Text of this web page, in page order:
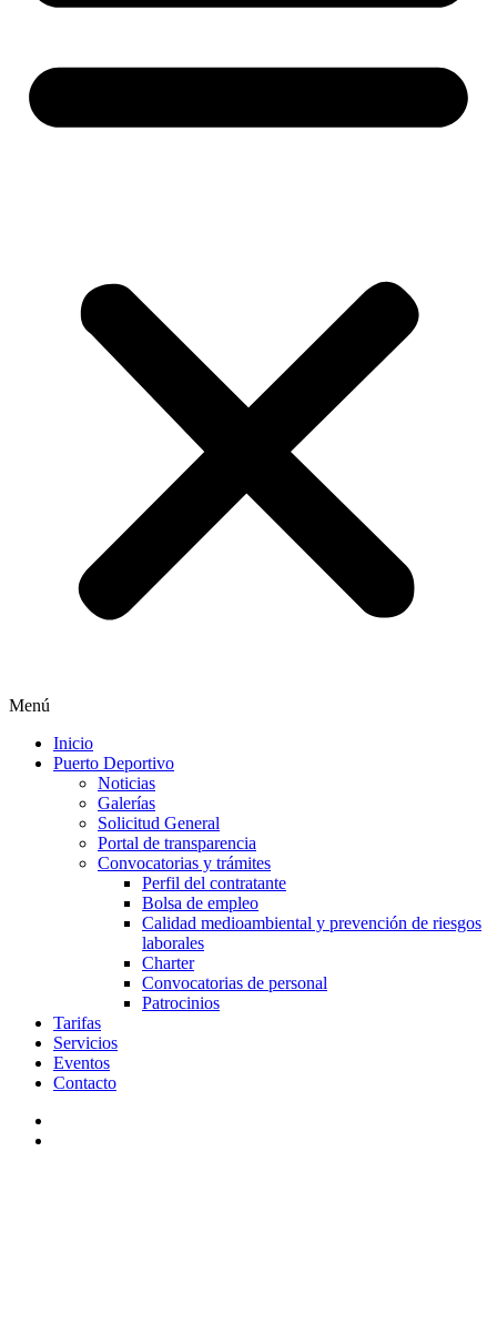
Menú
Inicio
Puerto Deportivo
Noticias
Galerías
Solicitud General
Portal de transparencia
Convocatorias y trámites
Perfil del contratante
Bolsa de empleo
Calidad medioambiental y prevención de riesgos
laborales
Charter
Convocatorias de personal
Patrocinios
Tarifas
Servicios
Eventos
Contacto